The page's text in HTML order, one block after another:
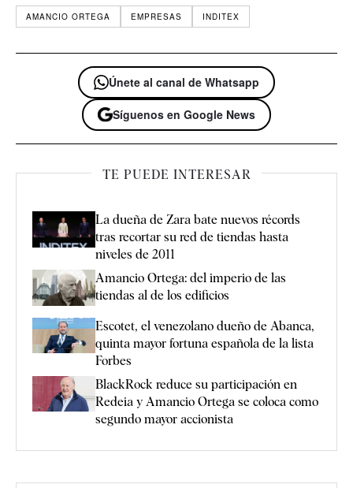
AMANCIO ORTEGA EMPRESAS INDITEX
Únete al canal de Whatsapp
Síguenos en Google News
TE PUEDE INTERESAR
La dueña de Zara bate nuevos récords
tras recortar su red de tiendas hasta
niveles de 2011
Amancio Ortega: del imperio de las
tiendas al de los edificios
Escotet, el venezolano dueño de Abanca,
quinta mayor fortuna española de la lista
Forbes
BlackRock reduce su participación en
Redeia y Amancio Ortega se coloca como
segundo mayor accionista